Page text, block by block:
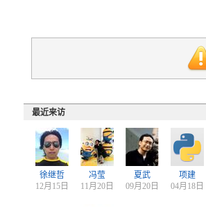
最近来访
徐继哲
12月15日
冯莹
11月20日
夏武
09月20日
项建
04月18日